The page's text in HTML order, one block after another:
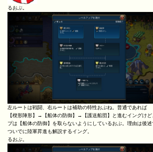
るおぶ。
左ルートは戦闘、右ルートは補助の特性おぶね。普通であれば
【楔形陣形】→【船体の防御】→【護送船団】と進むイングけ
プは【船体の防御】を取らないようにしているおぶ。理由は後述
ついでに陸軍昇進も解説するイング。
るおぶ。